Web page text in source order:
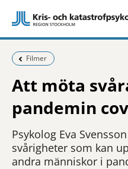
Föregående sida:
Filmer
Att möta
pandemin
Psykolog Eva
svårigheter som kan
andra människor i